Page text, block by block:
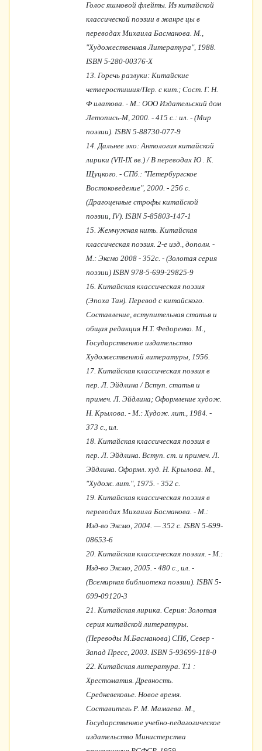
Голос яшмовой флейты. Из китайской
классической поэзии в жанре цы в
переводах Михаила Басманова. М.,
"Художественная Литература", 1988.
ISBN 5-280-00376-X
13. Горечь разлуки: Китайские
четверостишия/Пер. с кит.; Сост. Г. Н.
Ф илатова. - М.: ООО Издательский дом
Летопись-М, 2000. - 415 с.: ил. - (Мир
поэзии). ISBN 5-88730-077-9
14. Дальнее эхо: Антология китайской
лирики (VII-IX вв.) / В переводах Ю . К.
Щуцкого. - СПб.: "Петербургское
Востоковедение", 2000. - 256 с.
(Драгоценные строфы китайской
поэзии, IV). ISBN 5-85803-147-1
15. Жемчужная нить. Китайская
классическая поэзия. 2-е изд., дополн. -
М.: Эксмо 2008 - 352с. - (Золотая серия
поэзии) ISBN 978-5-699-29825-9
16. Китайская классическая поэзия
(Эпоха Тан). Перевод с китайского.
Составление, вступительная статья и
общая редакция Н.Т. Федоренко. М.,
Государственное издательство
Художественной литературы, 1956.
17. Китайская классическая поэзия в
пер. Л. Эйдлина / Вступ. статья и
примеч. Л. Эйдлина; Оформление худож.
Н. Крылова. - М.: Худож. лит., 1984. -
373 с., ил.
18. Китайская классическая поэзия в
пер. Л. Эйдлина. Вступ. ст. и примеч. Л.
Эйдлина. Оформл. худ. Н. Крылова. М.,
"Худож. лит.", 1975. - 352 с.
19. Китайская классическая поэзия в
переводах Михаила Басманова. - М.:
Изд-во Эксмо, 2004. — 352 с. ISBN 5-699-
08653-6
20. Китайская классическая поэзия. - М.:
Изд-во Эксмо, 2005. - 480 с., ил. -
(Всемирная библиотека поэзии). ISBN 5-
699-09120-3
21. Китайская лирика. Серия: Золотая
серия китайской литературы.
(Переводы М.Басманова) СПб, Север -
Запад Пресс, 2003. ISBN 5-93699-118-0
22. Китайская литература. Т.1 :
Хрестоматия. Древность.
Средневековье. Новое время.
Составитель Р. М. Мамаева. М.,
Государственное учебно-педагогическое
издательство Министерства